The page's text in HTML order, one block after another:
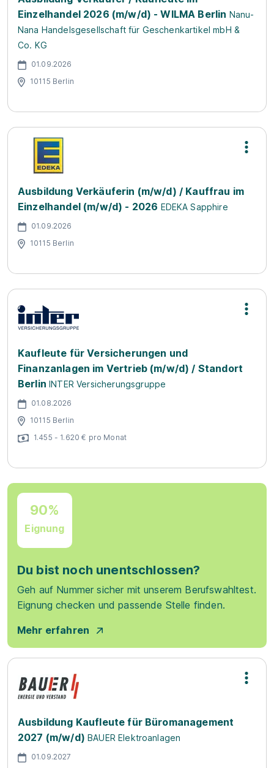
Einzelhandel 2026 (m/w/d) - WILMA Berlin Nanu-
Nana Handelsgesellschaft für Geschenkartikel mbH &
Co. KG
01.09.2026
10115 Berlin
Ausbildung Verkäuferin (m/w/d) / Kauffrau im
Einzelhandel (m/w/d) - 2026 EDEKA Sapphire
01.09.2026
10115 Berlin
Kaufleute für Versicherungen und
Finanzanlagen im Vertrieb (m/w/d) / Standort
Berlin INTER Versicherungsgruppe
01.08.2026
10115 Berlin
1.455 - 1.620 € pro Monat
90%
Eignung
Du bist noch unentschlossen?
Geh auf Nummer sicher mit unserem Berufswahltest.
Eignung checken und passende Stelle finden.
Mehr erfahren
Ausbildung Kaufleute für Büromanagement
2027 (m/w/d) BAUER Elektroanlagen
01.09.2027